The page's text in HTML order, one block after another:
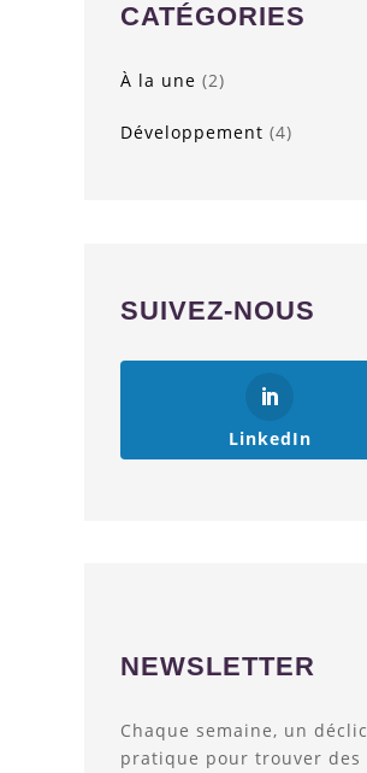
CATÉGORIES
À la une (2)
Développement (4)
SUIVEZ-NOUS
LinkedIn
NEWSLETTER
Chaque semaine, un déclic
pratique pour trouver des